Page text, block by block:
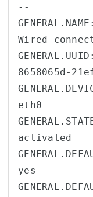
--
GENERAL.NAME:
Wired
GENERAL.UUID:
8658065d-
eth0
activated
yes